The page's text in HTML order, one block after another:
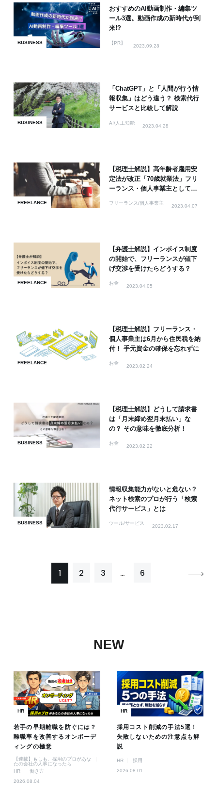
BUSINESS
おすすめのAI動画制作・編集ツ
ール3選。動画作成の新時代が到
来!?
【PR】
2023.09.28
BUSINESS
「ChatGPT」と「人間が行う情
報収集」はどう違う？ 検索代行
サービスと比較して解説
AI/人工知能
2023.04.28
FREELANCE
【税理士解説】高年齢者雇用安
定法が改正「70歳就業法」フリ
ーランス・個人事業主として働
フリーランス/個人事業主
2023.04.07
FREELANCE
【弁護士解説】インボイス制度
の開始で、フリーランスが値下
げ交渉を受けたらどうする？
お金
2023.04.05
FREELANCE
【税理士解説】フリーランス・
個人事業主は6月から住民税を納
付！ 手元資金の確保を忘れずに
お金
2023.02.24
BUSINESS
【税理士解説】どうして請求書
は「月末締め翌月末払い」な
の？ その意味を徹底分析！
お金
2023.02.22
BUSINESS
情報収集能力がないと危ない？
ネット検索のプロが行う「検索
代行サービス」とは
ツール/サービス
2023.02.17
1 2 3 … 6
NEW
HR
若手の早期離職を防ぐには？
離職率を改善するオンボーデ
ィングの極意
【連載】もしも、採用のプロがあな
たの会社の人事になったら
HR
働き方
2026.08.04
HR
採用コスト削減の手法5選！
失敗しないための注意点も解
説
HR
採用
2026.08.01